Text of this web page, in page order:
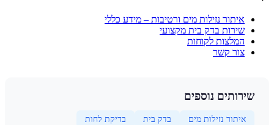
איתור נזילות מים ורטיבות – מידע כללי
שירות בדק בית מקצועי
המלצות לקוחות
צור קשר
שירותים נוספים
איתור נזילות מים בדק בית
בדיקת לחות